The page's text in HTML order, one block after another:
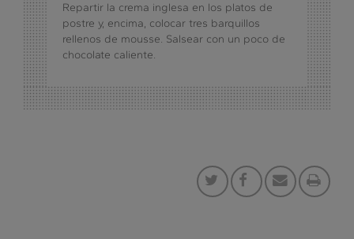
Repartir la crema inglesa en los platos de
postre y, encima, colocar tres barquillos
rellenos de mousse. Salsear con un poco de
chocolate caliente.